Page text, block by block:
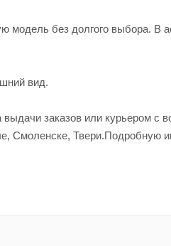
модель без долгого выбора. В
вид.
заказов или курьером с
Смоленске, Твери.Подробную